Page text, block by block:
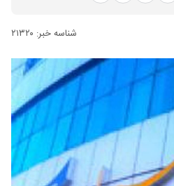
شناسه خبر: ۲۱۳۲۰